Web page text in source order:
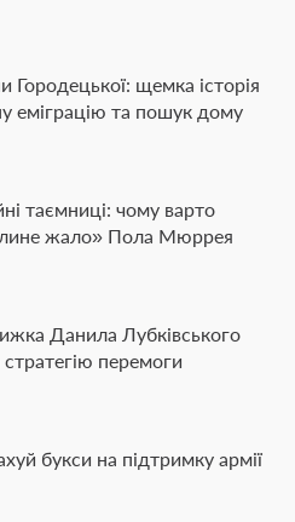
Городецької: щемка історія
еміграцію та пошук дому
таємниці: чому варто
жало» Пола Мюррея
Данила Лубківського
стратегію перемоги
букси на підтримку армії